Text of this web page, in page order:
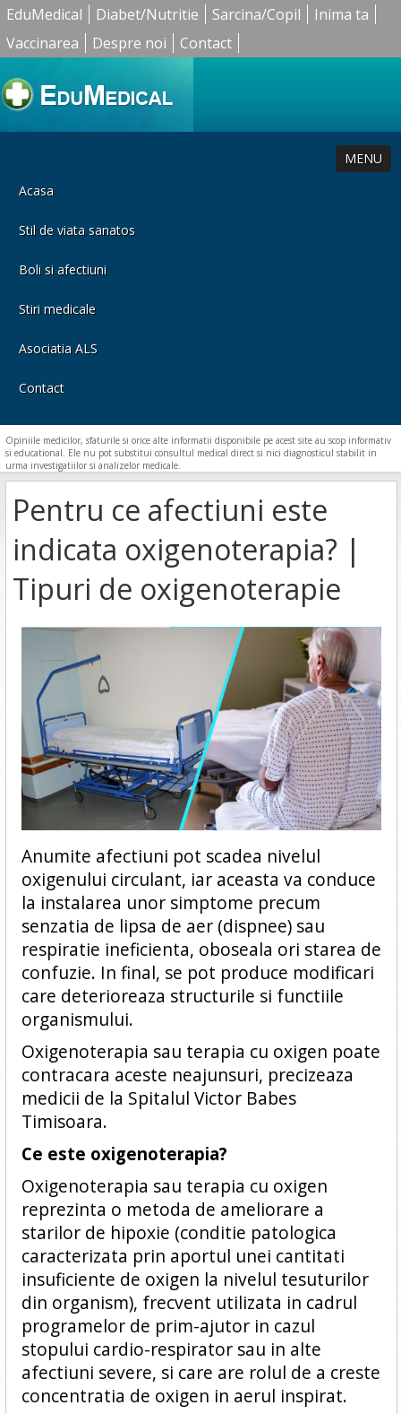
EduMedical Diabet/Nutritie Sarcina/Copil
Inima ta
Vaccinarea
Despre noi Contact
MENU
Acasa
Stil de viata sanatos
Boli si afectiuni
Stiri medicale
Asociatia ALS
Contact
Opiniile medicilor, sfaturile si orice alte informatii disponibile pe acest site au scop informativ
si educational. Ele nu pot substitui consultul medical direct si nici diagnosticul stabilit in
urma investigatiilor si analizelor medicale.
Pentru ce afectiuni este
indicata oxigenoterapia? |
Tipuri de oxigenoterapie
Anumite afectiuni pot scadea nivelul
oxigenului circulant, iar aceasta va conduce
la instalarea unor simptome precum
senzatia de lipsa de aer (dispnee) sau
respiratie ineficienta, oboseala ori starea de
confuzie. In final, se pot produce modificari
care deterioreaza structurile si functiile
organismului.
Oxigenoterapia sau terapia cu oxigen poate
contracara aceste neajunsuri, precizeaza
medicii de la Spitalul Victor Babes
Timisoara.
Ce este oxigenoterapia?
Oxigenoterapia sau terapia cu oxigen
reprezinta o metoda de ameliorare a
starilor de hipoxie (conditie patologica
caracterizata prin aportul unei cantitati
insuficiente de oxigen la nivelul tesuturilor
din organism), frecvent utilizata in cadrul
programelor de prim-ajutor in cazul
stopului cardio-respirator sau in alte
afectiuni severe, si care are rolul de a creste
concentratia de oxigen in aerul inspirat.